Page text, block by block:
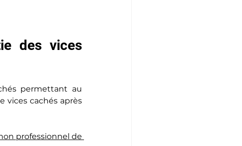
des vices
permettant au
vices cachés après
professionnel de